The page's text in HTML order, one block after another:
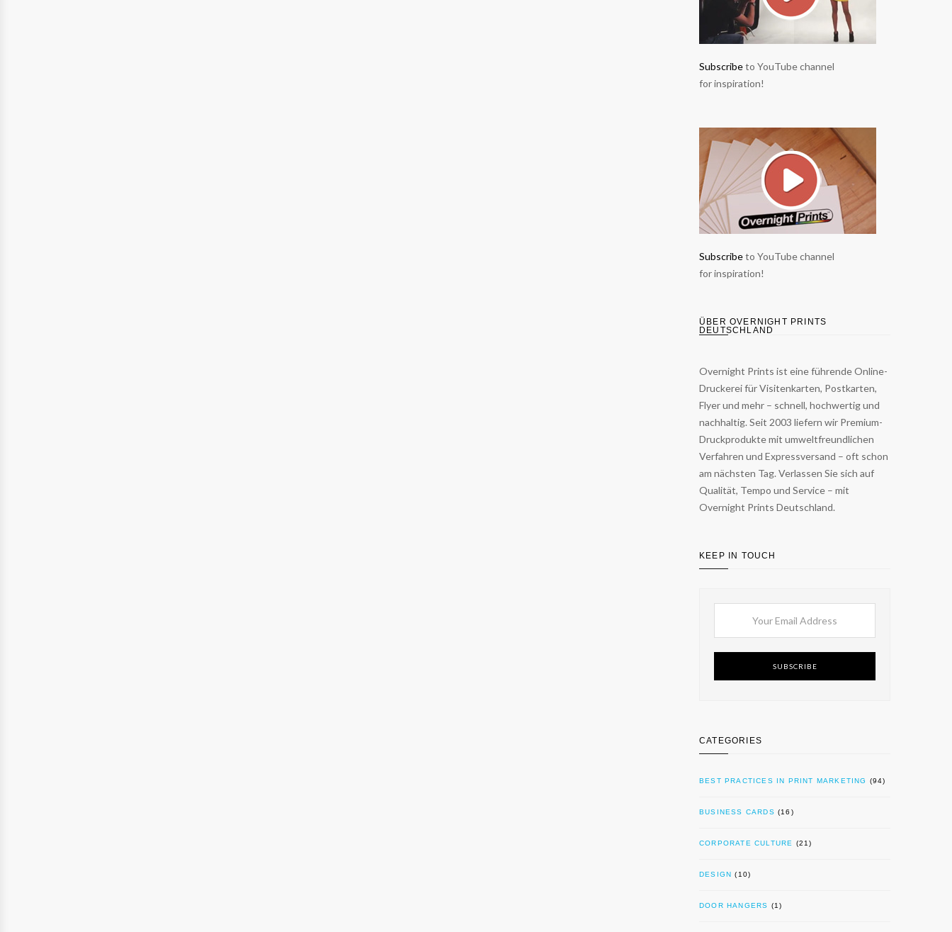
Subscribeto YouTube channel
for inspiration!
Subscribeto YouTube channel
for inspiration!
ÜBER OVERNIGHT PRINTS
DEUTSCHLAND
Overnight Prints ist eine führende Online-
Druckerei für Visitenkarten, Postkarten,
Flyer und mehr – schnell, hochwertig und
nachhaltig. Seit 2003 liefern wir Premium-
Druckprodukte mit umweltfreundlichen
Verfahren und Expressversand – oft schon
am nächsten Tag. Verlassen Sie sich auf
Qualität, Tempo und Service – mit
Overnight Prints Deutschland.
KEEP IN TOUCH
SUBSCRIBE
CATEGORIES
BEST PRACTICES IN PRINT MARKETING (94)
BUSINESS CARDS (16)
CORPORATE CULTURE (21)
DESIGN (10)
DOOR HANGERS (1)